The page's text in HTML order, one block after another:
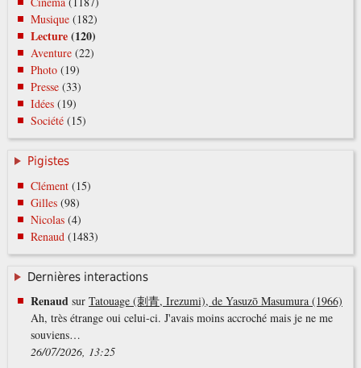
Musique (182)
Lecture(120)
Aventure (22)
Photo (19)
Presse (33)
Idées (19)
Société (15)
Pigistes
Clément(15)
Gilles(98)
Nicolas(4)
Renaud (1483)
Dernières interactions
Renaudsur Tatouage (刺青, Irezumi), de Yasuzō Masumura (1966)
Ah, très étrange oui celui-ci. J'avais moins accroché mais je ne me
souviens…
26/07/2026, 13:25